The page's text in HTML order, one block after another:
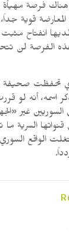
هناك فرصة مهيأة
قوية
انفتاح مثبت
هذه الفرصة لن
تحفظت
اسمه، أنه لو
السوريين غير
السرية
الواقع